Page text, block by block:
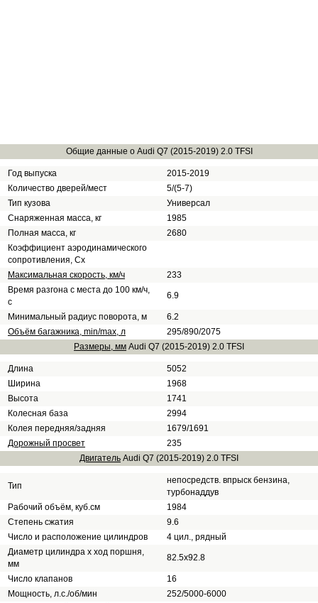
Общие данные о Audi Q7 (2015-2019) 2.0 TFSI
Год выпуска
2015-2019
Количество дверей/мест
5/(5-7)
Тип кузова
Универсал
Снаряженная масса, кг
1985
Полная масса, кг
2680
Коэффициент аэродинамического
сопротивления, Сх
Максимальная скорость, км/ч
233
Время разгона с места до 100 км/ч,
с
6.9
Минимальный радиус поворота, м
6.2
Объём багажника, min/max, л
295/890/2075
Размеры, мм Audi Q7 (2015-2019) 2.0 TFSI
Длина
5052
Ширина
1968
Высота
1741
Колесная база
2994
Колея передняя/задняя
1679/1691
Дорожный просвет
235
Двигатель Audi Q7 (2015-2019) 2.0 TFSI
Тип
непосредств. впрыск бензина,
турбонаддув
Рабочий объём, куб.см
1984
Степень сжатия
9.6
Число и расположение цилиндров
4 цил., рядный
Диаметр цилиндра х ход поршня,
мм
82.5x92.8
Число клапанов
16
Мощность, л.с./об/мин
252/5000-6000